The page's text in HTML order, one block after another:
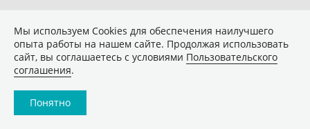
Мы используем Сookies для обеспечения наилучшего
опыта работы на нашем сайте. Продолжая использовать
сайт, вы соглашаетесь с условиями Пользовательского
соглашения.
Понятно